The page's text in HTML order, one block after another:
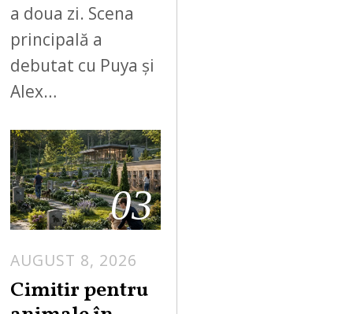
a doua zi. Scena
principală a
debutat cu Puya și
Alex…
03
AUGUST 8, 2026
Cimitir pentru